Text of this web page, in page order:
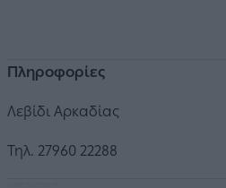
Πληροφορίες
Λεβίδι Αρκαδίας
Τηλ. 27960 22288